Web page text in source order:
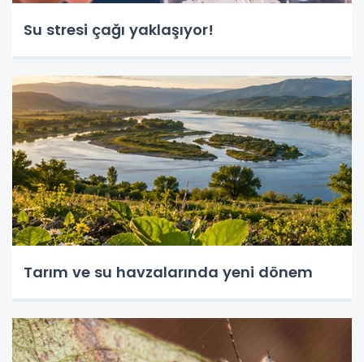
Su stresi çağı yaklaşıyor!
Tarım ve su havzalarında yeni dönem